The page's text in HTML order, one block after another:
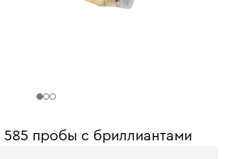
585 пробы c бриллиантами